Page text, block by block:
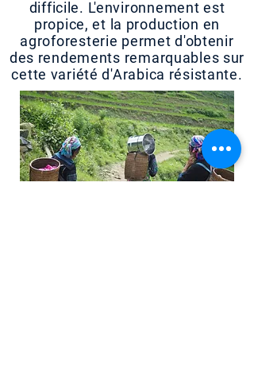
difficile. L'environnement est
propice, et la production en
agroforesterie permet d'obtenir
des rendements remarquables sur
cette variété d'Arabica résistante.